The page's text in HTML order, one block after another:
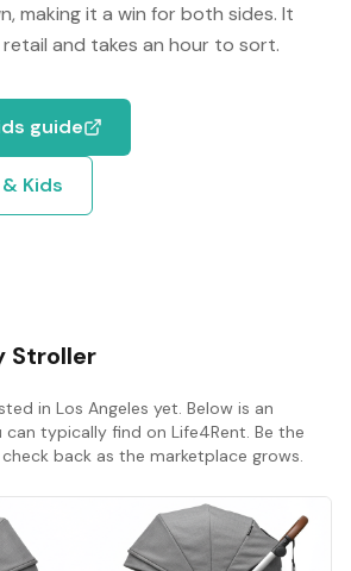
making it a win for both sides. It
and takes an hour to sort.
guide
Kids
Stroller
in Los Angeles yet. Below is an
typically find on Life4Rent. Be the
back as the marketplace grows.